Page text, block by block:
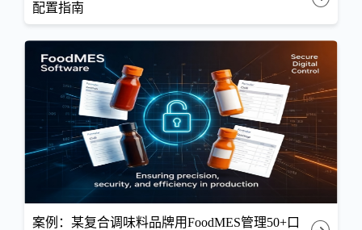
配置指南
案例：某复合调味料品牌用FoodMES管理50+口